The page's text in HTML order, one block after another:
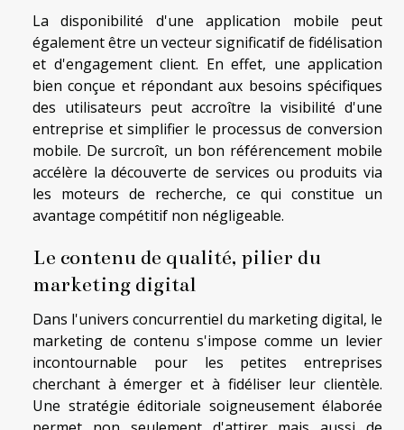
La disponibilité d'une application mobile peut
également être un vecteur significatif de fidélisation
et d'engagement client. En effet, une application
bien conçue et répondant aux besoins spécifiques
des utilisateurs peut accroître la visibilité d'une
entreprise et simplifier le processus de conversion
mobile. De surcroît, un bon référencement mobile
accélère la découverte de services ou produits via
les moteurs de recherche, ce qui constitue un
avantage compétitif non négligeable.
Le contenu de qualité, pilier du
marketing digital
Dans l'univers concurrentiel du marketing digital, le
marketing de contenu s'impose comme un levier
incontournable pour les petites entreprises
cherchant à émerger et à fidéliser leur clientèle.
Une stratégie éditoriale soigneusement élaborée